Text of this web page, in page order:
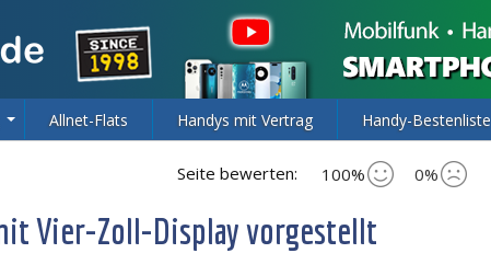
Allnet-Flats Handys mit Vertrag Handy-Bestenliste
Seite bewerten: 100% 0%
Vier-Zoll-Display vorgestellt